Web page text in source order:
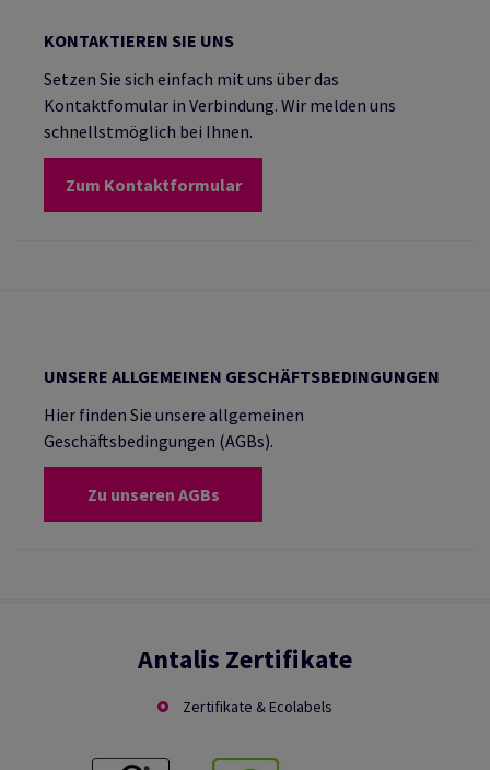
KONTAKTIEREN SIE UNS
Setzen Sie sich einfach mit uns über das
Kontaktfomular in Verbindung. Wir melden uns
schnellstmöglich bei Ihnen.
Zum Kontaktformular
UNSERE ALLGEMEINEN GESCHÄFTSBEDINGUNGEN
Hier finden Sie unsere allgemeinen
Geschäftsbedingungen (AGBs).
Zu unseren AGBs
Antalis Zertifikate
Zertifikate & Ecolabels